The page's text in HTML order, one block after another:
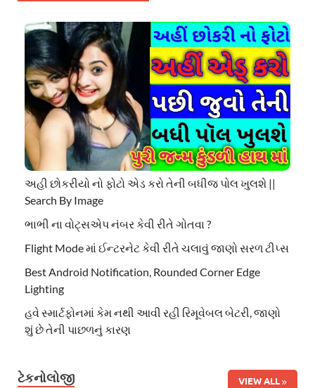
અહી છોકરીયો નો ફોટો એડ કરો તેની બધીજ પોલ ખુલશે ||
Search By Image
ભાભી ના વોટ્સએપ નંબર કેવી રીતે ગોતવા ?
Flight Mode માં ઈન્ટરનેટ કેવી રીતે ચલાવું જાણો સરળ ટીપ્સ
Best Android Notification, Rounded Corner Edge
Lighting
હવે સ્માર્ટફોનમાં કેમ નથી આવી રહી રિમૂવેબલ બેટરી, જાણો
શું છે તેની પાછળનું કારણ
ટેકનોલોજી VIEW ALL